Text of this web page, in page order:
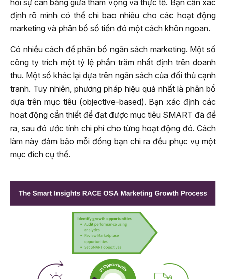
hỏi sự cân bằng giữa tham vọng và thực tế. Bạn cần xác
định rõ mình có thể chi bao nhiêu cho các hoạt động
marketing và phân bổ số tiền đó một cách khôn ngoan.
Có nhiều cách để phân bổ ngân sách marketing. Một số
công ty trích một tỷ lệ phần trăm nhất định trên doanh
thu. Một số khác lại dựa trên ngân sách của đối thủ cạnh
tranh. Tuy nhiên, phương pháp hiệu quả nhất là phân bổ
dựa trên mục tiêu (objective-based). Bạn xác định các
hoạt động cần thiết để đạt được mục tiêu SMART đã đề
ra, sau đó ước tính chi phí cho từng hoạt động đó. Cách
làm này đảm bảo mỗi đồng bạn chi ra đều phục vụ một
mục đích cụ thể.